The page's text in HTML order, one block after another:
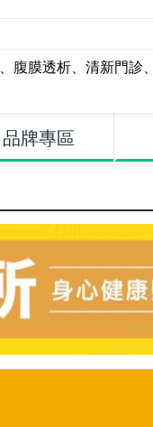
、 腹膜透析、 清新門診、
品牌專區